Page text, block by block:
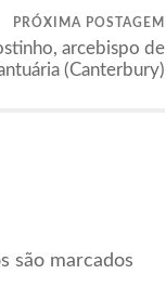
PRÓXIMA POSTAGEM
arcebispo de
(Canterbury)
são marcados